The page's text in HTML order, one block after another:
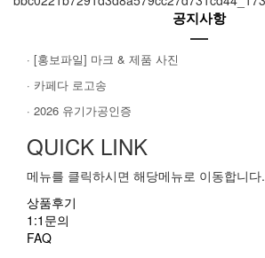
공지사항
· [홍보파일] 마크 & 제품 사진
· 카페다 로고송
· 2026 유기가공인증
QUICK LINK
메뉴를 클릭하시면 해당메뉴로 이동합니다.
상품후기
1:1문의
FAQ